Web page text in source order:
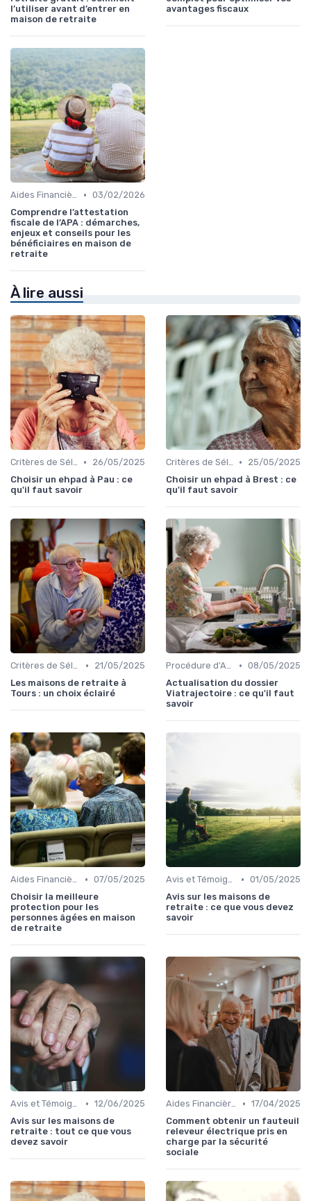
l’utiliser avant d’entrer en
maison de retraite
avantages fiscaux
Aides Financières et Subventions • 03/02/2026
Comprendre l’attestation
fiscale de l’APA : démarches,
enjeux et conseils pour les
bénéficiaires en maison de
retraite
À lire aussi
Critères de Sélection •
26/05/2025
Choisir un ehpad à Pau : ce
qu'il faut savoir
Critères de Sélection •
25/05/2025
Choisir un ehpad à Brest : ce
qu'il faut savoir
Critères de Sélection •
21/05/2025
Les maisons de retraite à
Tours : un choix éclairé
Procédure d'Admission • 08/05/2025
Actualisation du dossier
Viatrajectoire : ce qu'il faut
savoir
Aides Financières et Subventions • 07/05/2025
Choisir la meilleure
protection pour les
personnes âgées en maison
de retraite
Avis et Témoignages • 01/05/2025
Avis sur les maisons de
retraite : ce que vous devez
savoir
Avis et Témoignages • 12/06/2025
Avis sur les maisons de
retraite : tout ce que vous
devez savoir
Aides Financières et Subventions • 17/04/2025
Comment obtenir un fauteuil
releveur électrique pris en
charge par la sécurité
sociale